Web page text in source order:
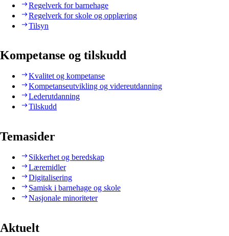
Regelverk for barnehage
Regelverk for skole og opplæring
Tilsyn
Kompetanse og tilskudd
Kvalitet og kompetanse
Kompetanseutvikling og videreutdanning
Lederutdanning
Tilskudd
Temasider
Sikkerhet og beredskap
Læremidler
Digitalisering
Samisk i barnehage og skole
Nasjonale minoriteter
Aktuelt